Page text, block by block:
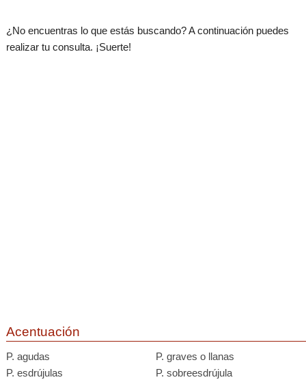
¿No encuentras lo que estás buscando? A continuación puedes
realizar tu consulta. ¡Suerte!
Acentuación
P. agudas
P. graves o llanas
P. esdrújulas
P. sobreesdrújula